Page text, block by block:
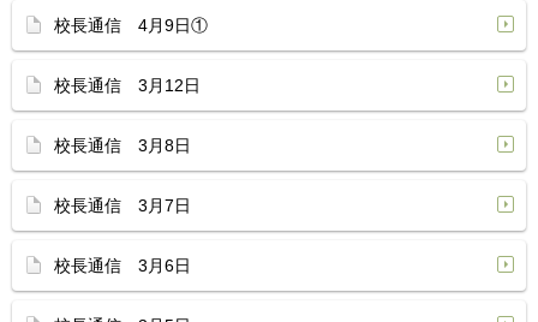
校長通信 4月9日①
校長通信 3月12日
校長通信 3月8日
校長通信 3月7日
校長通信 3月6日